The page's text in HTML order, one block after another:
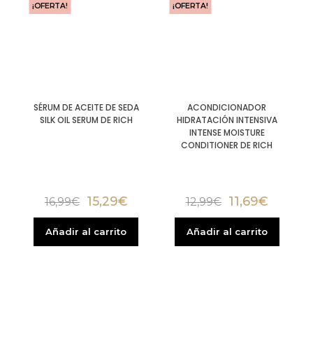
¡OFERTA!
SÉRUM DE ACEITE DE SEDA
SILK OIL SERUM DE RICH
16,99€ 15,29€
Añadir al carrito
¡OFERTA!
ACONDICIONADOR
HIDRATACIÓN INTENSIVA
INTENSE MOISTURE
CONDITIONER DE RICH
12,99€ 11,69€
Añadir al carrito